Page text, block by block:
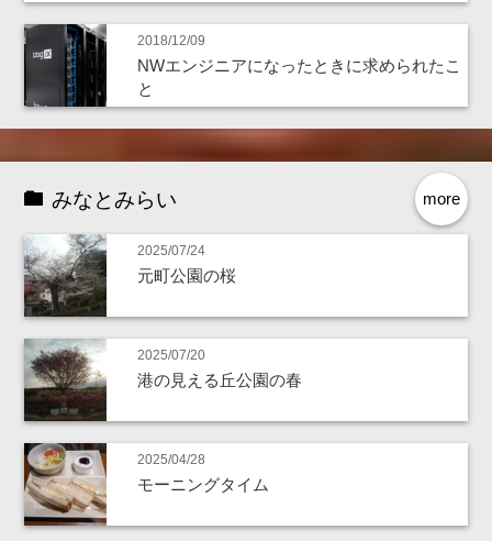
2018/12/09
NWエンジニアになったときに求められたこ
と
more
みなとみらい
2025/07/24
元町公園の桜
2025/07/20
港の見える丘公園の春
2025/04/28
モーニングタイム